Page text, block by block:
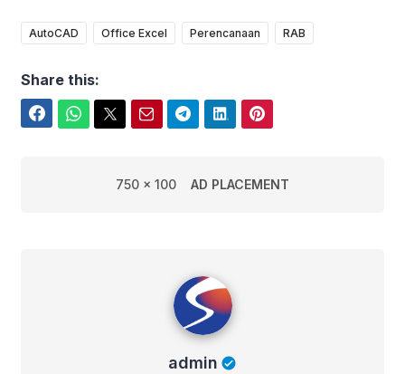
AutoCAD Office Excel Perencanaan RAB
Share this:
750 x 100 AD PLACEMENT
admin